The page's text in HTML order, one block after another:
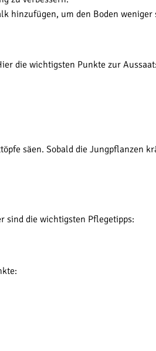
hinzufügen, um den Boden weniger
die wichtigsten Punkte zur Aussaat:
säen. Sobald die Jungpflanzen
sind die wichtigsten Pflegetipps: